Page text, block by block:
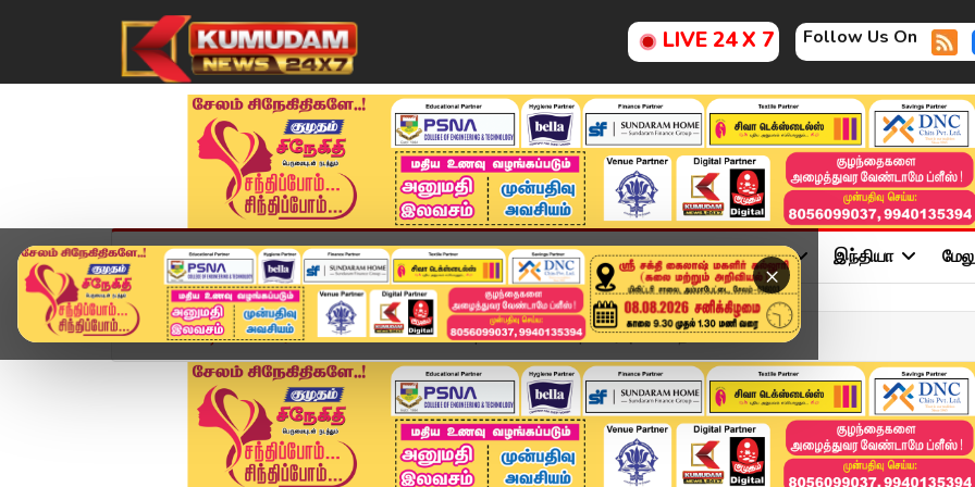
LIVE 24 X 7 Follow Us On
×
முகப்பு விளையாட்டு அண்மை தமிழ்நாடு சினிமா அரசியல் விளையாட்டு இந்தியா
Home வீடியோ ஸ்டோரி SPEED NEWS TAMIL | 11 APR 2026 | விரைவுச் செய்த...